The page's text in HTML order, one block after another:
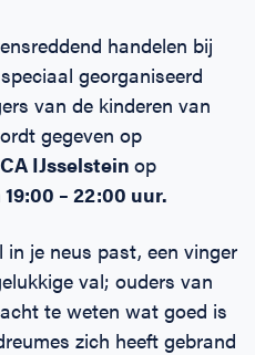
handelen bij
georganiseerd
van de kinderen van
gegeven op
IJsselstein op
19:00 – 22:00 uur.
in je neus past, een vinger
val; ouders van
te weten wat goed is
zich heeft gebrand